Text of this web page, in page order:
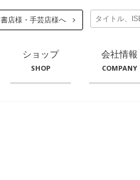
書店様・手芸店様へ
ショップ
SHOP
会社情報
COMPANY